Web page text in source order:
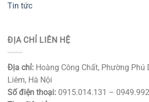
Tin tức
ĐỊA CHỈ LIÊN HỆ
Địa chỉ: Hoàng Công Chất, Phường Phú
Liêm, Hà Nội
Số điện thoại: 0915.014.131 –